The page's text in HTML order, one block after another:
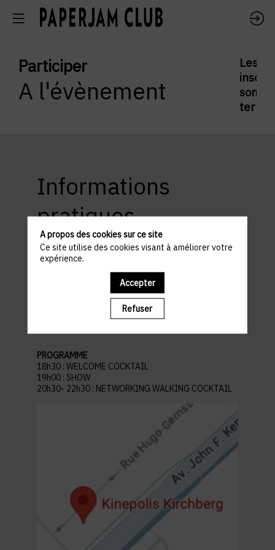
Participer
A l'évènement
Les
sont
Informations
pratiques
ACCÈS ET STATIONNEMENT
Lieu : Kinepolis Kirchberg
45 Av. John F. Kennedy, L-1855 Kirchberg
Parking recommandé :Auchan Kirchberg
PROGRAMME
18h30 : WELCOME COCKTAIL
19h00 : SHOW
20h30- 22h30 : NETWORKING WALKING COCKTAIL
A propos des cookies sur ce site
Ce site utilise des cookies visant à améliorer votre
expérience.
Accepter
Refuser